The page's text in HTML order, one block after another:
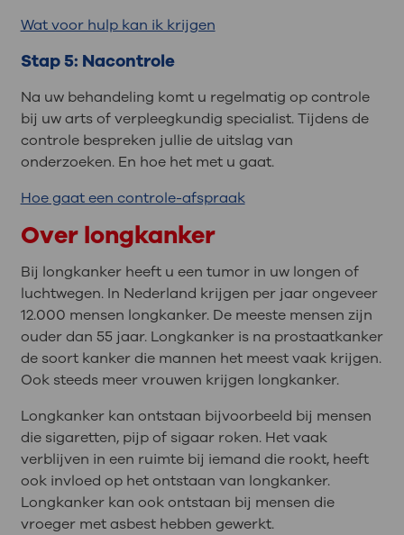
Wat voor hulp kan ik krijgen
Stap 5: Nacontrole
Na uw behandeling komt u regelmatig op controle
bij uw arts of verpleegkundig specialist. Tijdens de
controle bespreken jullie de uitslag van
onderzoeken. En hoe het met u gaat.
Hoe gaat een controle-afspraak
Over longkanker
Bij longkanker heeft u een tumor in uw longen of
luchtwegen. In Nederland krijgen per jaar ongeveer
12.000 mensen longkanker. De meeste mensen zijn
ouder dan 55 jaar. Longkanker is na prostaatkanker
de soort kanker die mannen het meest vaak krijgen.
Ook steeds meer vrouwen krijgen longkanker.
Longkanker kan ontstaan bijvoorbeeld bij mensen
die sigaretten, pijp of sigaar roken. Het vaak
verblijven in een ruimte bij iemand die rookt, heeft
ook invloed op het ontstaan van longkanker.
Longkanker kan ook ontstaan bij mensen die
vroeger met asbest hebben gewerkt.